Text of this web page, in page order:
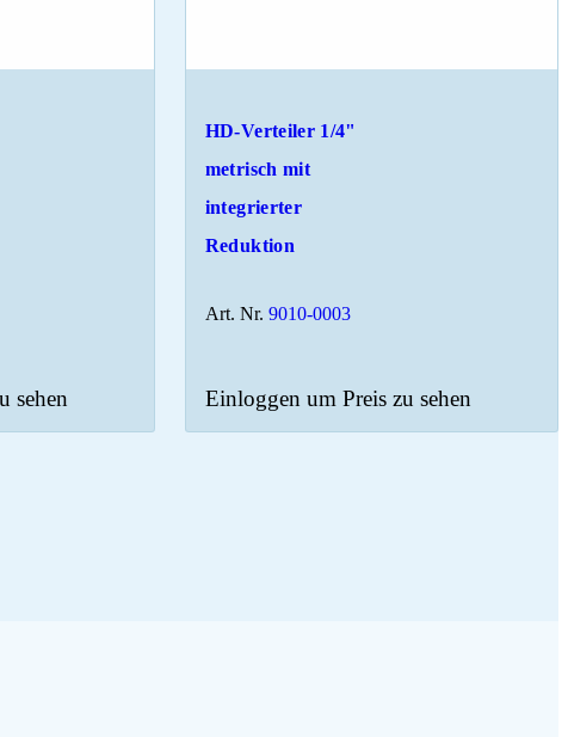
sehen
HD-Verteiler 1/4"
metrisch mit
integrierter
Reduktion
Art. Nr. 9010-0003
Einloggen um Preis zu sehen